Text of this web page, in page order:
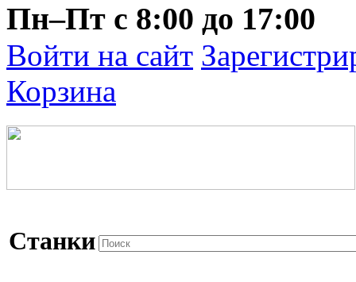
Пн–Пт с 8:00 до 17:00
Войти на сайт
Корзина
Станки